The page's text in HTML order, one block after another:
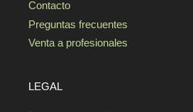
Contacto
Preguntas frecuentes
Venta a profesionales
LEGAL